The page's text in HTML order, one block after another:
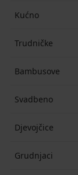
Kućno
Trudničke
Bambusove
Svadbeno
Djevojčice
Grudnjaci